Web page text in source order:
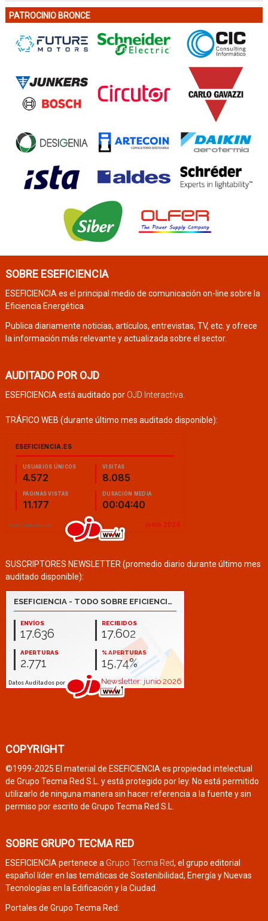
PATROCINIO BRONCE
SOBRE ESEFICIENCIA
ESEFICIENCIA es el principal medio de comunicación on-line sobre la
Eficiencia Energética.
Publica diariamente noticias, artículos, entrevistas, TV, etc. y ofrece
la información más relevante y actualizada sobre el sector.
AUDITADO POR OJD
ESEFICIENCIA está auditado por OJD Interactiva.
TRÁFICO WEB (durante último mes auditado disponible):
SUSCRIPTORES NEWSLETTER (promedio diario durante último mes
auditado disponible):
COPYRIGHT
©1999-2025 El material de ESEFICIENCIA es propiedad intelectual
de Grupo Tecma Red S.L. y está protegido por ley. No está permitido
utilizarlo de ninguna manera sin hacer referencia a la fuente y sin
permiso por escrito de Grupo Tecma Red S.L.
SOBRE GRUPO TECMA RED
ESEFICIENCIA pertenece a Grupo Tecma Red, el grupo editorial
español líder en las temáticas de Sostenibilidad, Energía y Nuevas
Tecnologías en la Edificación y la Ciudad.
Portales de Grupo Tecma Red: